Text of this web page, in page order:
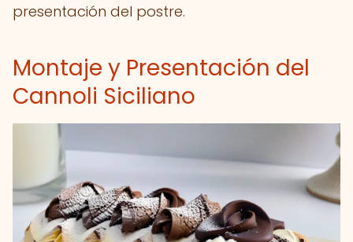
presentación del postre.
Montaje y Presentación del
Cannoli Siciliano